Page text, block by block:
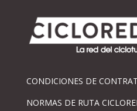
CONDICIONES DE
NORMAS DE RUTA